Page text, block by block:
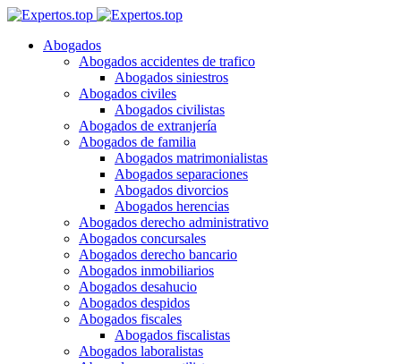
Abogados
Abogados accidentes de trafico
Abogados siniestros
Abogados civiles
Abogados civilistas
Abogados de extranjería
Abogados de familia
Abogados matrimonialistas
Abogados separaciones
Abogados divorcios
Abogados herencias
Abogados derecho administrativo
Abogados concursales
Abogados derecho bancario
Abogados inmobiliarios
Abogados desahucio
Abogados despidos
Abogados fiscales
Abogados fiscalistas
Abogados laboralistas